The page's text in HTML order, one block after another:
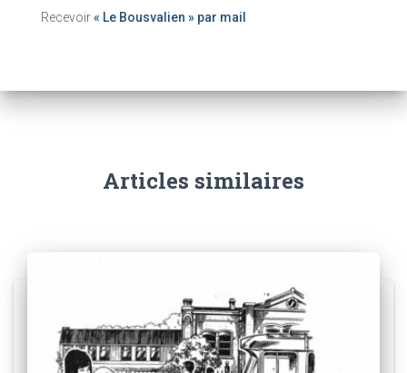
Recevoir« Le Bousvalien » par mail
Articles similaires